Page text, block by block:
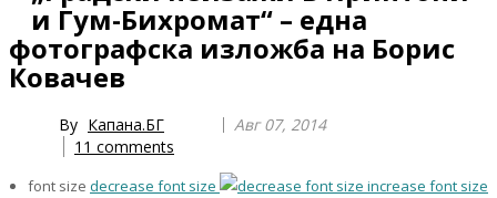
и Гум-Бихромат“ – една
фотографска изложба на Борис
Ковачев
By Капана.БГ
Авг 07, 2014
11 comments
font size decrease font size increase font size